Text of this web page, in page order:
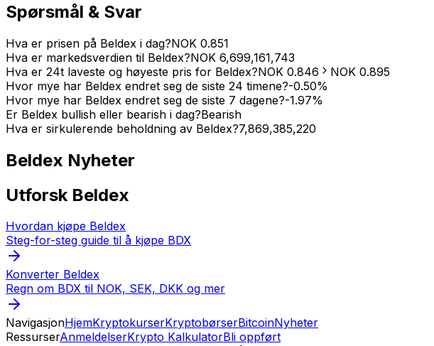
Spørsmål & Svar
Hva er prisen på Beldex i dag?NOK 0.851
Hva er markedsverdien til Beldex?NOK 6,699,161,743
Hva er 24t laveste og høyeste pris for Beldex?NOK 0.846 NOK 0.895
Hvor mye har Beldex endret seg de siste 24 timene?-0.50%
Hvor mye har Beldex endret seg de siste 7 dagene?-1.97%
Er Beldex bullish eller bearish i dag?Bearish
Hva er sirkulerende beholdning av Beldex?7,869,385,220
Beldex Nyheter
Utforsk Beldex
Hvordan kjøpe Beldex
Steg-for-steg guide til å kjøpe BDX
Konverter Beldex
Regn om BDX til NOK, SEK, DKK og mer
NavigasjonHjemKryptokurserKryptobørserBitcoinNyheter
RessurserAnmeldelserKrypto KalkulatorBli oppført